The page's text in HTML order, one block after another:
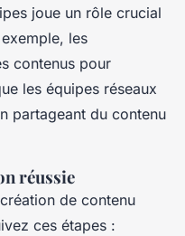
joue un rôle crucial
les
contenus pour
les équipes réseaux
partageant du contenu
réussie
de contenu
ces étapes :